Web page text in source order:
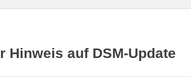
Hinweis auf DSM-Update